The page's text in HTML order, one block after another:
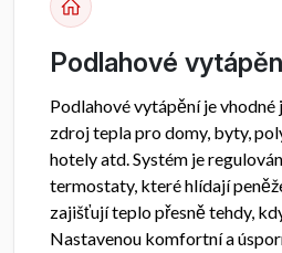
Podlahové
Podlahové vytápění je vhodné
zdroj tepla pro domy, byty,
hotely atd. Systém je
termostaty, které hlídají
zajišťují teplo přesně tehdy,
Nastavenou komfortní a